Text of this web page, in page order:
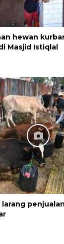
hewan
Masjid Istiqlal
larang